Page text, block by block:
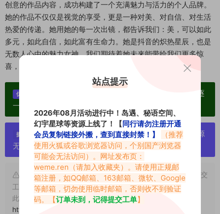
创意的作品内容，成功构建了一个充满魅力与活力的个人品牌。
她的作品不仅仅是视觉的享受，更是一种对美、对自信、对生活
热爱的传递。她用她的每一次出镜，都告诉我们：美，可以如此
多元，如此自信，如此富有生命力。她是抖音的炽热星辰，也是
无数人心中的魅力女神。我们期待着她未来能带给我们更多惊
喜，继续在她的“秘语空间”里，绽放无限光芒。
优势：
单个博主作品统一整合分享、素材高度去重复、逐
一归档方便收藏！
提示：
严禁搬运资源链接，一经发现封号处理，素材资源
无露点、需求请绕道，关闭本站网页！
申明：本文资源均来源网友分享，若侵犯了您的权限可以提交
工单处理。
此外本文章皆属于原创文章，转载请注明出处！原文链接：
https://www.abcjyw.com/17717.html
站点提示
2026年08月活动进行中！岛遇、秘语空间、
幻宇星球等资源上线了！【同行请勿注册开通
会员复制链接外搬，查到直接封禁！】
（推荐
使用火狐或谷歌浏览器访问，个别国产浏览器
可能会无法访问）。网址发布页：
weme.ren （请加入收藏夹）。请使用正规邮
箱注册，如QQ邮箱、163邮箱、微软、Google
等邮箱，切勿使用临时邮箱，否则收不到验证
码。【订单未到，记得提交工单】